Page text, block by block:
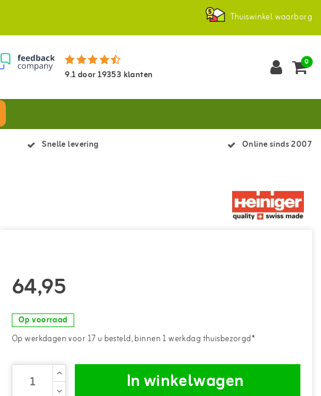
Thuiswinkel waarborg
9.1door19353 klanten
0
Snelle levering Online sinds 2007
64,95
Op voorraad
Op werkdagen voor 17 u besteld, binnen 1 werkdag thuisbezorgd*
In winkelwagen